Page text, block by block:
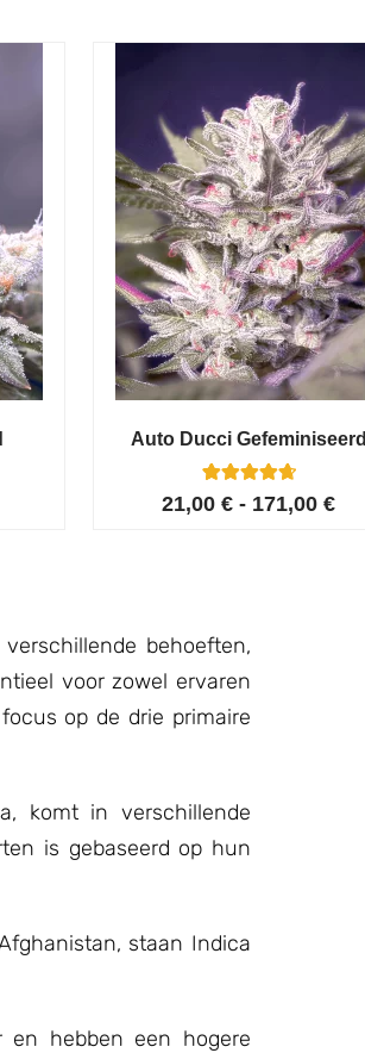
Auto Ducci Gefeminiseerd
Gewaardeerd
4.75
4
21,00€ - 171,00€
behoeften,
voor zowel ervaren
op de drie primaire
komt in verschillende
is gebaseerd op hun
staan Indica
en hebben een hogere